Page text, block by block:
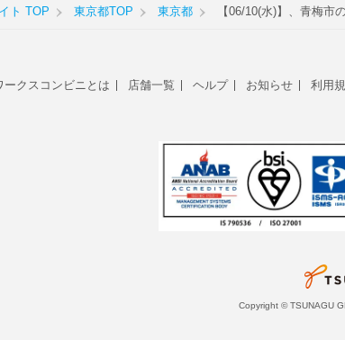
ト TOP 東京都TOP 東京都 【06/10(水)】、青梅市
ークスコンビニとは 店舗一覧 ヘルプ お知らせ 利用
Copyright © TSUNAGU